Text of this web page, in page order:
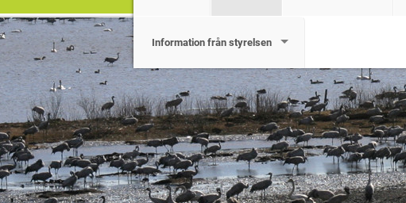
Information från styrelsen